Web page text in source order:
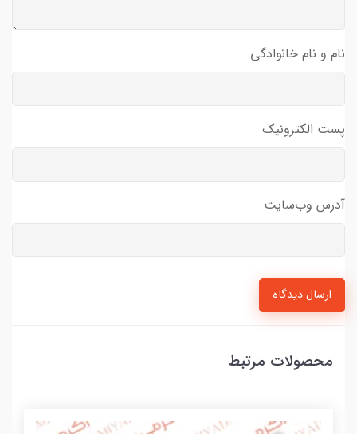
نام و نام خانوادگی
پست الکترونیک
آدرس وب‌سایت
ارسال دیدگاه
محصولات مرتبط